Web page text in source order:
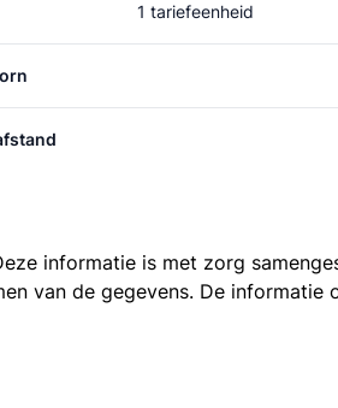
1 tariefeenheid
informatie is met zorg
van de gegevens. De informatie